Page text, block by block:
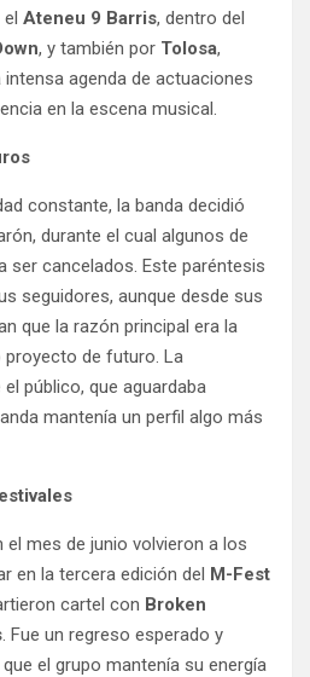
Ateneu 9 Barris, dentro del
, y también por Tolosa,
agenda de actuaciones
en la escena musical.
constante, la banda decidió
durante el cual algunos de
ser cancelados. Este paréntesis
seguidores, aunque desde sus
que la razón principal era la
proyecto de futuro. La
público, que aguardaba
mantenía un perfil algo más
el mes de junio volvieron a los
en la tercera edición del M-Fest
cartel con Broken
. Fue un regreso esperado y
el grupo mantenía su energía